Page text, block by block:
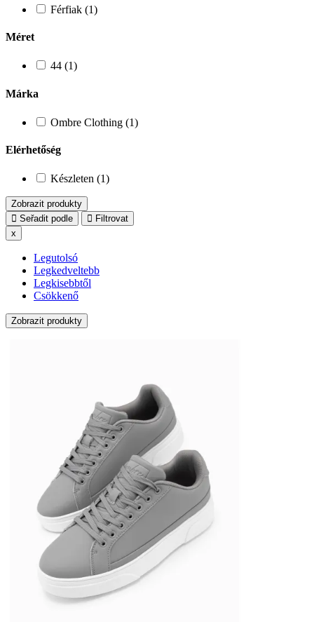
Férfiak (1)
Méret
44 (1)
Márka
Ombre Clothing (1)
Elérhetőség
Készleten (1)
Zobrazit produkty
Seřadit podle
Filtrovat
x
Legutolsó
Legkedveltebb
Legkisebbtől
Csökkenő
Zobrazit produkty